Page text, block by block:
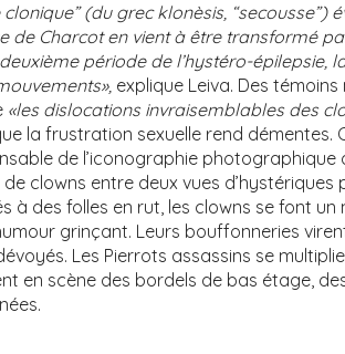
(du grec klonèsis, “secousse”)
de Charcot en vient à être transformé
période de l’hystéro-épilepsie,
explique Leiva. Des
«les dislocations invraisemblables des
la frustration sexuelle rend démentes.
de l’iconographie photographique
clowns entre deux vues d’hystériques
à des folles en rut, les clowns se font un
grinçant. Leurs bouffonneries
Les Pierrots assassins se
en scène des bordels de bas étage,